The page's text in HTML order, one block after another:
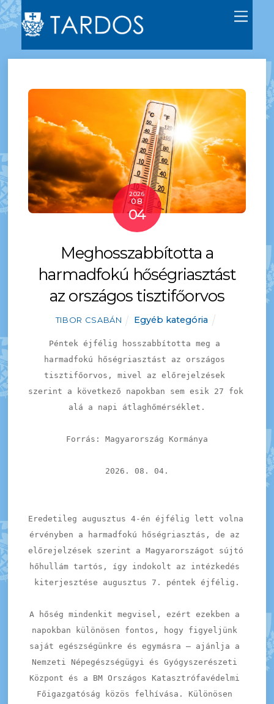
2026
08
04
Meghosszabbította a
harmadfokú hőségriasztást
az országos tisztifőorvos
TIBOR CSABÁN Egyéb kategória
Péntek éjfélig hosszabbította meg a
harmadfokú hőségriasztást az országos
tisztifőorvos, mivel az előrejelzések
szerint a következő napokban sem esik 27 fok
alá a napi átlaghőmérséklet.
Forrás: Magyarország Kormánya
2026. 08. 04.
Eredetileg augusztus 4-én éjfélig lett volna
érvényben a harmadfokú hőségriasztás, de az
előrejelzések szerint a Magyarországot sújtó
hőhullám tartós, így indokolt az intézkedés
kiterjesztése augusztus 7. péntek éjfélig.
A hőség mindenkit megvisel, ezért ezekben a
napokban különösen fontos, hogy figyeljünk
saját egészségünkre és egymásra – ajánlja a
Nemzeti Népegészségügyi és Gyógyszerészeti
Központ és a BM Országos Katasztrófavédelmi
Főigazgatóság közös felhívása. Különösen